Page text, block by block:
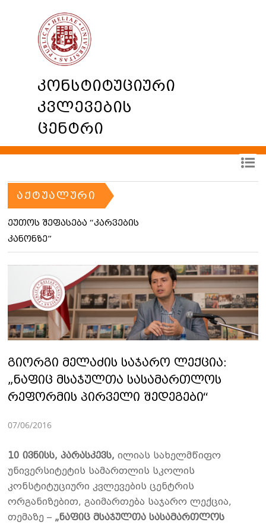
კონსტიტუციური
კვლევების
ცენტრი
ᲐᲥᲢᲣᲐᲚᲣᲠᲘ
ეუთოს შეფასება “კარვების
კანონზე”
გიორგი მელაძის საჯარო ლექცია:
„ნაფიც მსაჯულთა სასამართლოს
რეფორმის პირველი შედეგები“
07/06/2016
10 ივნისს, პარასკევს, ილიას სახელმწიფო
უნივერსიტეტის სამართლის სკოლის
კონსტიტუციური კვლევების ცენტრის
ორგანიზებით, გაიმართება საჯარო ლექცია,
თემაზე – „ნაფიც მსაჯულთა სასამართლოს